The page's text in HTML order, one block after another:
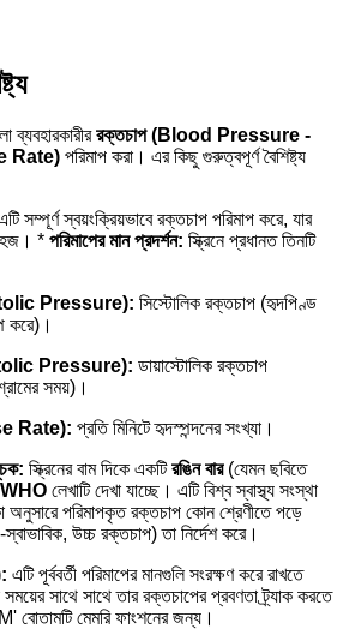
ব্যবহারকারীররক্তচাপ (Blood Pressure -
Rate) পরিমাপ করা। এর কিছু গুরুত্বপূর্ণ বৈশিষ্ট্য
সম্পূর্ণ স্বয়ংক্রিয়ভাবে রক্তচাপ পরিমাপ করে, যার
* পরিমাপের মান প্রদর্শন: স্ক্রিনে প্রধানত তিনটি
Pressure): সিস্টোলিক রক্তচাপ (হৃদপিণ্ড
করে)।
Pressure): ডায়াস্টোলিক রক্তচাপ
সময়)।
Rate): প্রতি মিনিটে হৃদস্পন্দনের সংখ্যা।
স্ক্রিনের বাম দিকে একটিরঙিন বার(যেমন ছবিতে
WHO লেখাটি দেখা যাচ্ছে। এটি বিশ্ব স্বাস্থ্য সংস্থা
অনুসারে পরিমাপকৃত রক্তচাপ কোন শ্রেণীতে পড়ে
উচ্চ রক্তচাপ) তা নির্দেশ করে।
এটি পূর্ববর্তী পরিমাপের মানগুলি সংরক্ষণ করে রাখতে
সময়ের সাথে সাথে তার রক্তচাপের প্রবণতা ট্র্যাক করতে
বোতামটি মেমরি ফাংশনের জন্য।